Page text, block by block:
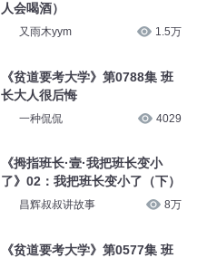
人会喝酒）
又雨木yym 1.5万
《贫道要考大学》第0788集 班
长大人很后悔
一种侃侃 4029
《拇指班长·壹·我把班长变小
了》02：我把班长变小了（下）
昌辉叔叔讲故事 8万
《贫道要考大学》第0577集 班